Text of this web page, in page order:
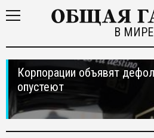
В МИРЕ
Корпорации объявят
опустеют